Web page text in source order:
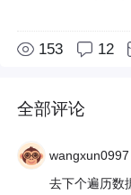
153 12
全部评论
wangxun0997
去下个遍历数